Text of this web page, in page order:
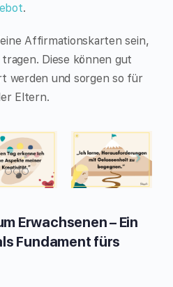
.
Affirmationskarten sein,
Diese können gut
werden und sorgen so für
Eltern.
Erwachsenen – Ein
Fundament fürs